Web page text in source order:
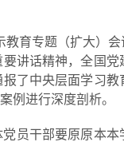
教育专题（扩大）
讲话精神，全国
了中央层面学习
例进行深度剖析。
员干部要原原本